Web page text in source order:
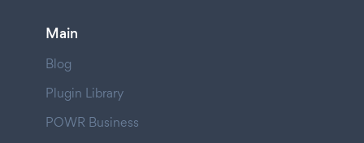
Main
Blog
Plugin Library
POWR Business